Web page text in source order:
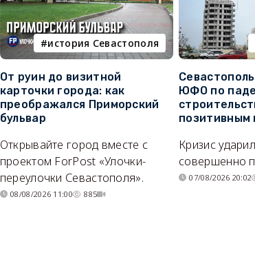
история Севастополя
От руин до визитной
карточки города: как
преображался Приморский
бульвар
Открывайте город вместе с
проектом ForPost «Улочки-
переулочки Севастополя».
08/08/2026 11:00 885
ЮФО по
позитивным
Кризис
совершенно
07/08/2026 20:02